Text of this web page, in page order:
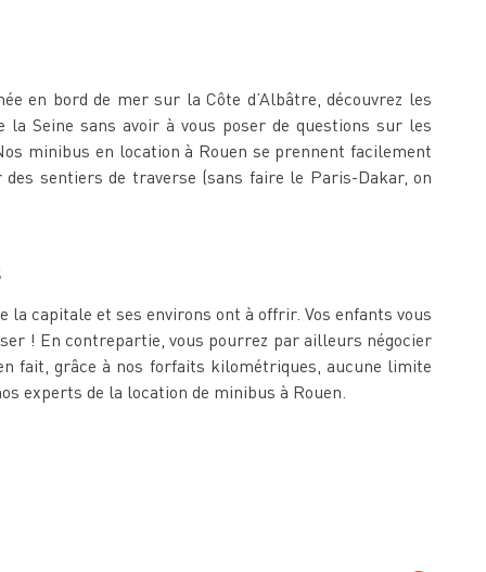
en bord de mer sur la Côte d’Albâtre, découvrez les
Seine sans avoir à vous poser de questions sur les
minibus en location à Rouen se prennent facilement
sentiers de traverse (sans faire le Paris-Dakar, on
capitale et ses environs ont à offrir. Vos enfants vous
! En contrepartie, vous pourrez par ailleurs négocier
fait, grâce à nos forfaits kilométriques, aucune limite
experts de la location de minibus à Rouen.